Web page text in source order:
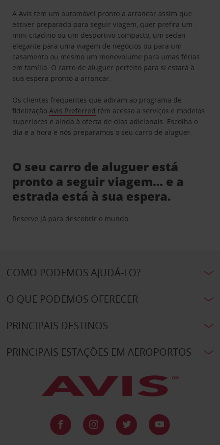
A Avis tem um automóvel pronto a arrancar assim que
estiver preparado para seguir viagem, quer prefira um
mini citadino ou um desportivo compacto, um sedan
elegante para uma viagem de negócios ou para um
casamento ou mesmo um monovolume para umas férias
em família. O carro de aluguer perfeito para si estará à
sua espera pronto a arrancar.
Os clientes frequentes que adiram ao programa de
fidelizaçãoAvis Preferred têm acesso a serviços e modelos
superiores e ainda à oferta de dias adicionais. Escolha o
dia e a hora e nós preparamos o seu carro de aluguer.
O seu carro de aluguer está
pronto a seguir viagem… e a
estrada está à sua espera.
Reserve já para descobrir o mundo.
COMO PODEMOS AJUDÁ-LO?
O QUE PODEMOS OFERECER
PRINCIPAIS DESTINOS
PRINCIPAIS ESTAÇÕES EM AEROPORTOS